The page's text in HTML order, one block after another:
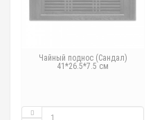
Чайный поднос (Сандал)
41*26.5*7.5 см